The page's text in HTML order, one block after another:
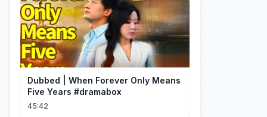
Dubbed | When Forever Only Means
Five Years #dramabox
45:42